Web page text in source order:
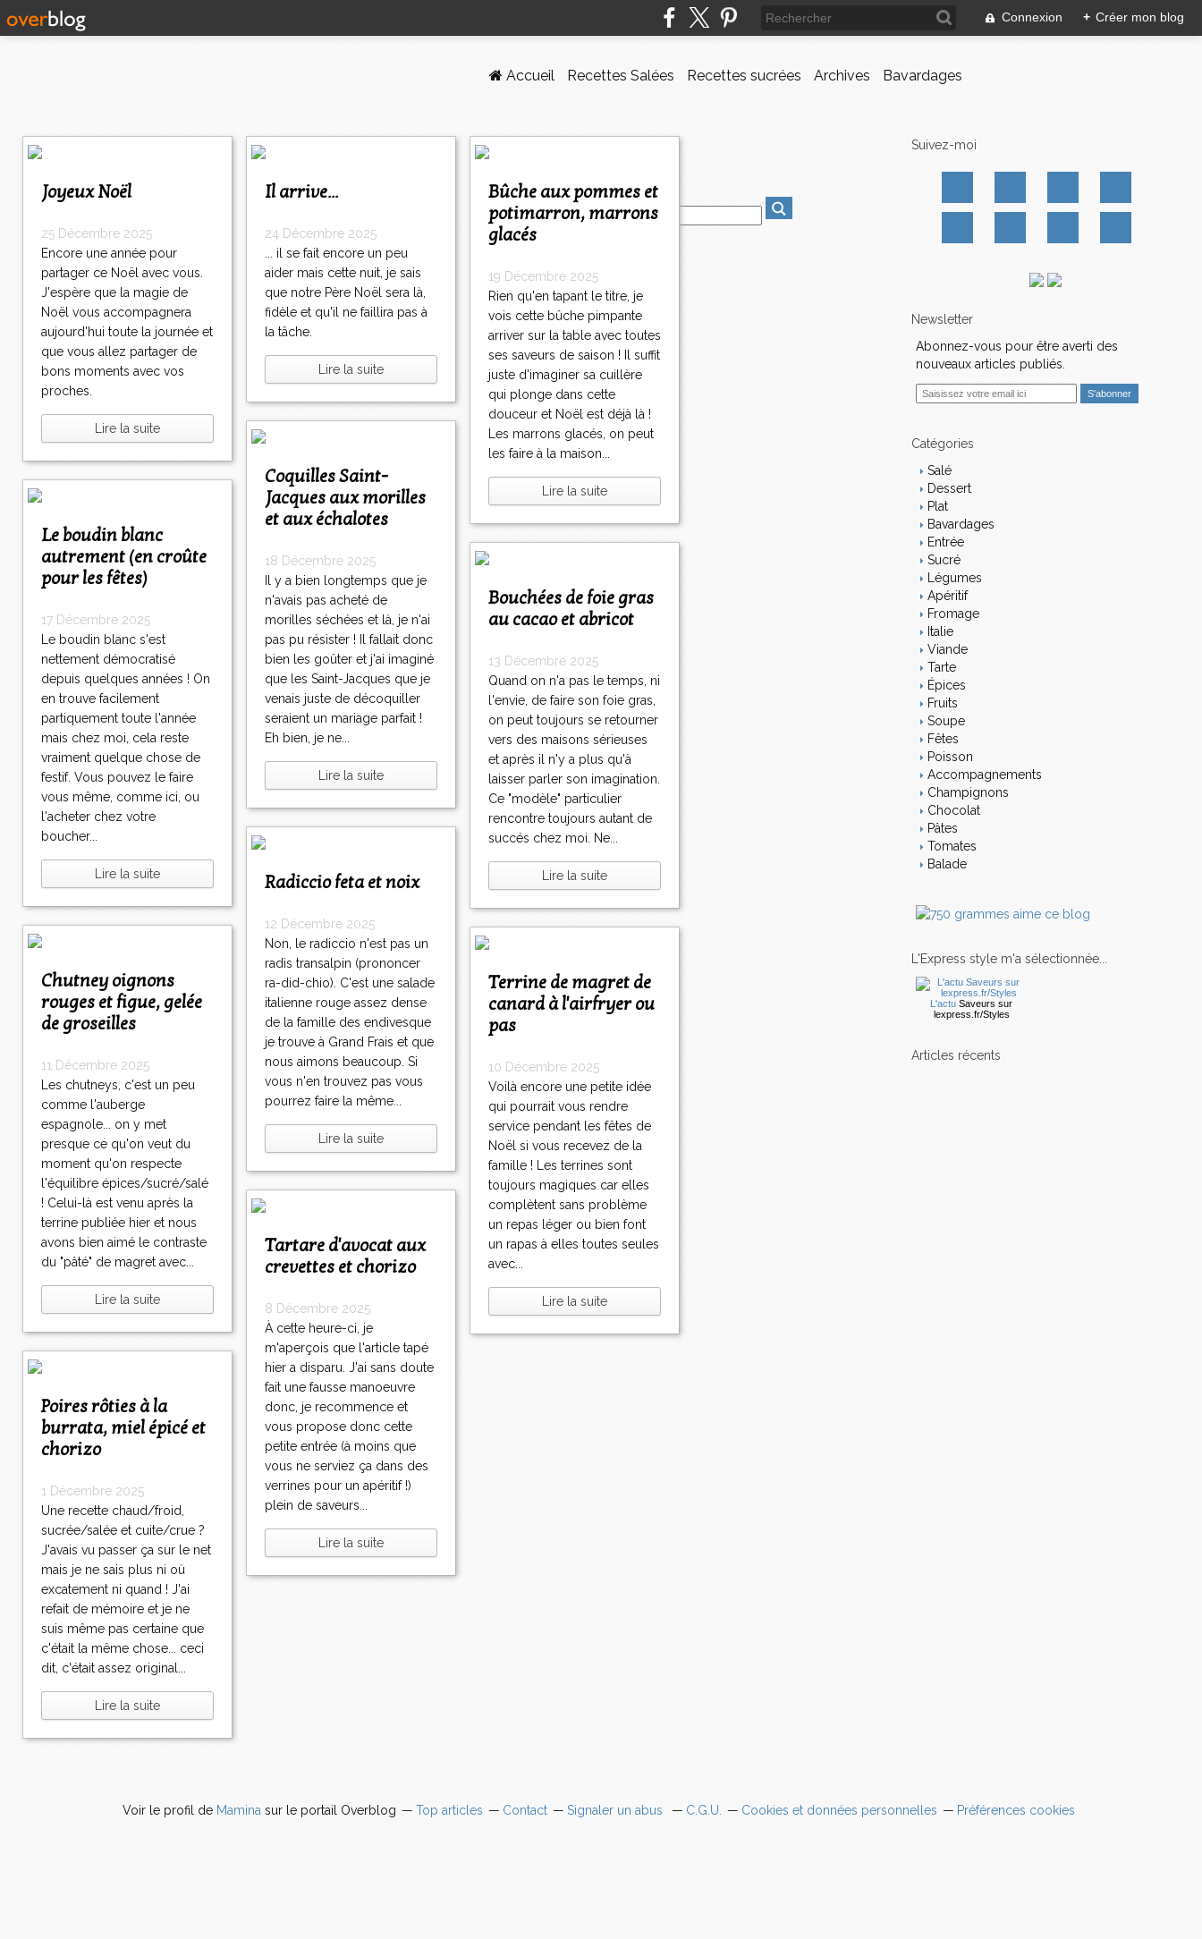
Connexion + Créer mon blog
Accueil Recettes Salées Recettes sucrées Archives Bavardages
Joyeux Noël
25 Décembre 2025
Encore une année pour
partager ce Noël avec vous.
J'espère que la magie de
Noël vous accompagnera
aujourd'hui toute la journée et
que vous allez partager de
bons moments avec vos
proches.
Lire la suite
Il arrive...
24 Décembre 2025
... il se fait encore un peu
aider mais cette nuit, je sais
que notre Père Noël sera là,
fidèle et qu'il ne faillira pas à
la tâche.
Lire la suite
Bûche aux pommes et
potimarron, marrons
glacés
19 Décembre 2025
Rien qu'en tapant le titre, je
vois cette bûche pimpante
arriver sur la table avec toutes
ses saveurs de saison ! Il suffit
juste d'imaginer sa cuillère
qui plonge dans cette
douceur et Noël est déjà là !
Les marrons glacés, on peut
les faire à la maison...
Lire la suite
Coquilles Saint-
Jacques aux morilles
et aux échalotes
18 Décembre 2025
Il y a bien longtemps que je
n'avais pas acheté de
morilles séchées et là, je n'ai
pas pu résister ! Il fallait donc
bien les goûter et j'ai imaginé
que les Saint-Jacques que je
venais juste de décoquiller
seraient un mariage parfait !
Eh bien, je ne...
Lire la suite
Le boudin blanc
autrement (en croûte
pour les fêtes)
17 Décembre 2025
Le boudin blanc s'est
nettement démocratisé
depuis quelques années ! On
en trouve facilement
partiquement toute l'année
mais chez moi, cela reste
vraiment quelque chose de
festif. Vous pouvez le faire
vous même, comme ici, ou
l'acheter chez votre
boucher...
Lire la suite
Bouchées de foie gras
au cacao et abricot
13 Décembre 2025
Quand on n'a pas le temps, ni
l'envie, de faire son foie gras,
on peut toujours se retourner
vers des maisons sérieuses
et après il n'y a plus qu'à
laisser parler son imagination.
Ce "modèle" particulier
rencontre toujours autant de
succés chez moi. Ne...
Lire la suite
Radiccio feta et noix
12 Décembre 2025
Non, le radiccio n'est pas un
radis transalpin (prononcer
ra-did-chio). C'est une salade
italienne rouge assez dense
de la famille des endivesque
je trouve à Grand Frais et que
nous aimons beaucoup. Si
vous n'en trouvez pas vous
pourrez faire la même...
Lire la suite
Chutney oignons
rouges et figue, gelée
de groseilles
11 Décembre 2025
Les chutneys, c'est un peu
comme l'auberge
espagnole... on y met
presque ce qu'on veut du
moment qu'on respecte
l'équilibre épices/sucré/salé
! Celui-là est venu après la
terrine publiée hier et nous
avons bien aimé le contraste
du "pâté" de magret avec...
Lire la suite
Terrine de magret de
canard à l'airfryer ou
pas
10 Décembre 2025
Voilà encore une petite idée
qui pourrait vous rendre
service pendant les fêtes de
Noël si vous recevez de la
famille ! Les terrines sont
toujours magiques car elles
complètent sans problème
un repas léger ou bien font
un rapas à elles toutes seules
avec...
Lire la suite
Tartare d'avocat aux
crevettes et chorizo
8 Décembre 2025
À cette heure-ci, je
m'aperçois que l'article tapé
hier a disparu. J'ai sans doute
fait une fausse manoeuvre
donc, je recommence et
vous propose donc cette
petite entrée (à moins que
vous ne serviez ça dans des
verrines pour un apéritif !)
plein de saveurs...
Lire la suite
Poires rôties à la
burrata, miel épicé et
chorizo
1 Décembre 2025
Une recette chaud/froid,
sucrée/salée et cuite/crue ?
J'avais vu passer ça sur le net
mais je ne sais plus ni où
excatement ni quand ! J'ai
refait de mémoire et je ne
suis même pas certaine que
c'était la même chose... ceci
dit, c'était assez original...
Lire la suite
Suivez-moi
Newsletter
Abonnez-vous pour être averti des
nouveaux articles publiés.
i Catégories
Salé
Dessert
Plat
Bavardages
Entrée
Sucré
Légumes
Apéritif
Fromage
Italie
Viande
Tarte
Épices
Fruits
Soupe
Fêtes
Poisson
Accompagnements
Champignons
Chocolat
Pâtes
Tomates
Balade
L'Express style m'a sélectionnée...
L'actu Saveurs sur
lexpress.fr/Styles
articles récents
2
Voir le profil de Mamina sur le portail Overblog Top articles Contact Signaler un abus C.G.U. Cookies et données personnelles Préférences cookies